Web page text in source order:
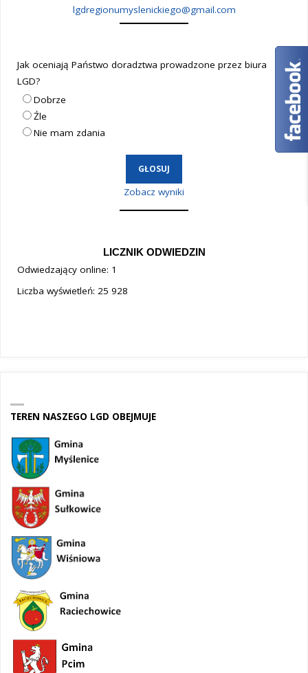
lgdregionumyslenickiego@gmail.com
Jak oceniają Państwo doradztwa prowadzone przez biura
LGD?
Dobrze
Źle
Nie mam zdania
Zobacz wyniki
LICZNIK ODWIEDZIN
Odwiedzający online: 1
Liczba wyświetleń: 25 928
TEREN NASZEGO LGD OBEJMUJE